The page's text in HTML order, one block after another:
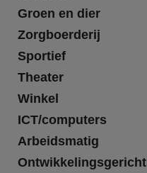
Groen en dier
Zorgboerderij
Sportief
Theater
Winkel
ICT/computers
Arbeidsmatig
Ontwikkelingsgericht